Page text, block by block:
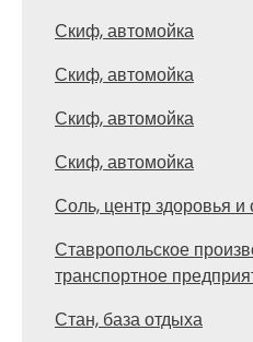
Скиф, автомойка
Скиф, автомойка
Скиф, автомойка
Скиф, автомойка
Соль, центр здоровья и
Ставропольское
транспортное
Стан, база отдыха